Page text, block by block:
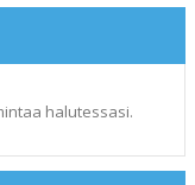
halutessasi.